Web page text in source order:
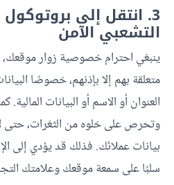
3. انتقل إلى
التشعبي الآمن
ينبغي احترام خصوصية زوار
متعلقة بهم إلا بإذنهم، خصوصًا
العنوان أو الاسم أو البيانات
وتحرص على خلوه من الثغرات، حتى
بيانات عملائك. فذلك قد يؤدي إلى
سلبًا على سمعة موقعك وعلامتك